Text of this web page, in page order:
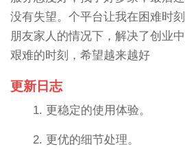
没有失望。个平台让我在困难时
朋友家人的情况下，解决了创业
艰难的时刻，希望越来越好
更新日志
1. 更稳定的使用体验。
2. 更优的细节处理。